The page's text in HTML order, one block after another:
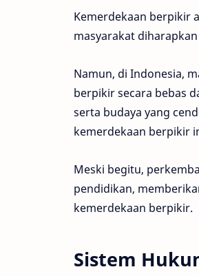
Kemerdekaan berpikir
masyarakat
Namun, di Indonesia,
berpikir secara bebas
serta budaya yang
kemerdekaan berpikir
Meski begitu,
pendidikan,
kemerdekaan berpikir.
Sistem